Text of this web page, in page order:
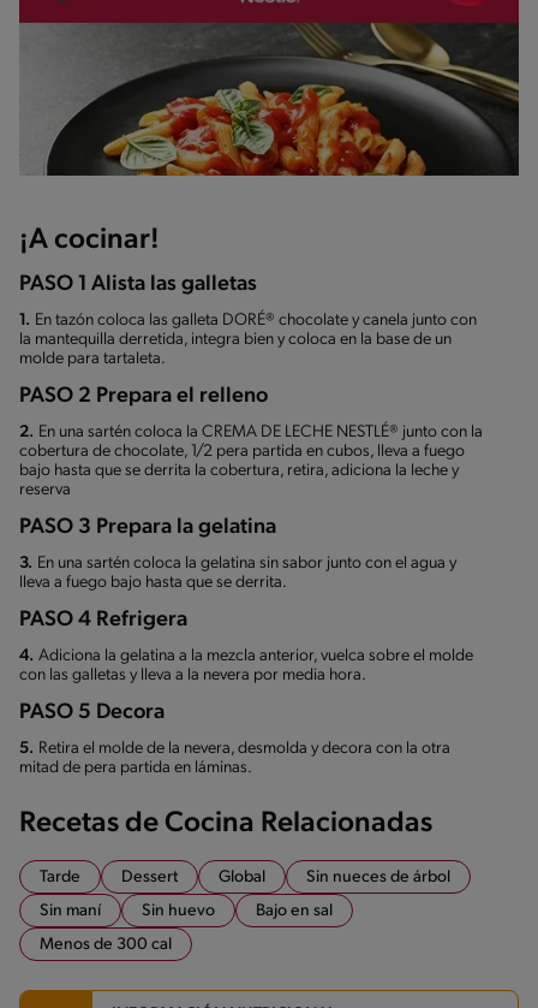
¡A cocinar!
PASO 1 Alista las galletas
1. En tazón coloca las galleta DORÉ® chocolate y canela junto con
la mantequilla derretida, integra bien y coloca en la base de un
molde para tartaleta.
PASO 2 Prepara el relleno
2. En una sartén coloca la CREMA DE LECHE NESTLÉ® junto con la
cobertura de chocolate, 1/2 pera partida en cubos, lleva a fuego
bajo hasta que se derrita la cobertura, retira, adiciona la leche y
reserva
PASO 3 Prepara la gelatina
3. En una sartén coloca la gelatina sin sabor junto con el agua y
lleva a fuego bajo hasta que se derrita.
PASO 4 Refrigera
4. Adiciona la gelatina a la mezcla anterior, vuelca sobre el molde
con las galletas y lleva a la nevera por media hora.
PASO 5 Decora
5. Retira el molde de la nevera, desmolda y decora con la otra
mitad de pera partida en láminas.
Recetas de Cocina Relacionadas
Tarde Dessert Global
Sin nueces de árbol
Sin maní
Sin huevo
Bajo en sal
Menos de 300 cal